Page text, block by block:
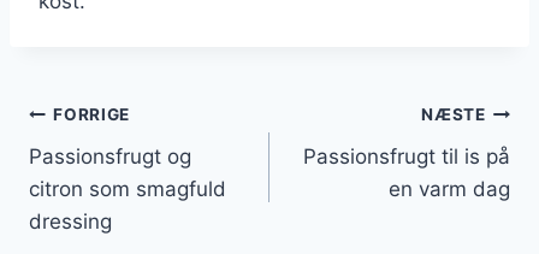
Indlægsnavigation
FORRIGE
Passionsfrugt og
citron som smagfuld
dressing
NÆSTE
Passionsfrugt til is på
en varm dag